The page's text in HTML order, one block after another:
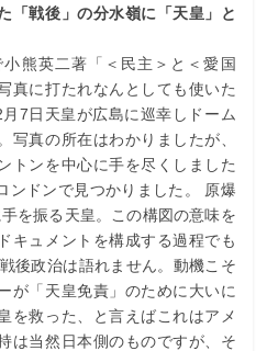
「戦後」の分水嶺に「天皇」と
熊英二著「＜民主＞と＜愛国
真に打たれなんとしても使いた
7日天皇が広島に巡幸しドーム
写真の所在はわかりましたが、
トンを中心に手を尽くしました
ンドンで見つかりました。 原爆
を振る天皇。この構図の意味を
キュメントを構成する過程でも
後政治は語れません。動機こそ
が「天皇免責」のために大いに
を救った、と言えばこれはアメ
は当然日本側のものですが、そ